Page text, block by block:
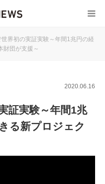
界初の実証実験～年間1兆円の経
財団が支援～
2020.06.16
証実験～年間1兆
る新プロジェク